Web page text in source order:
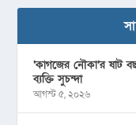
‘কাগজের নৌকা’র ষাট
ব্যক্তি সুচন্দা
আগস্ট ৫, ২০২৬